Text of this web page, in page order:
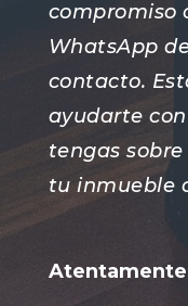
compromiso
WhatsApp
contacto.
ayudarte
tengas
tu inmueble